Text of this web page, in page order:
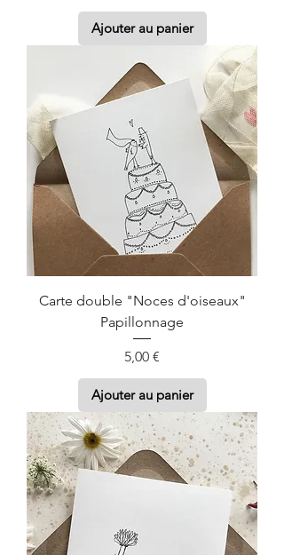
Ajouter au panier
Carte double "Noces d'oiseaux"
Papillonnage
Prix
5,00 €
Ajouter au panier